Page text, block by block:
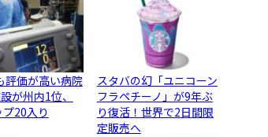
評価が高い病院
が州内1位、
20入り
スタバの幻「ユニコーン
フラペチーノ」が9年ぶ
り復活！世界で2日間限
定販売へ